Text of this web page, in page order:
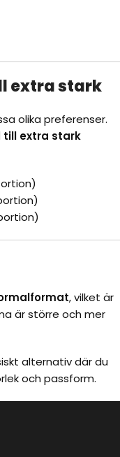
extra stark
olika preferenser.
till extra stark
, vilket är
är större och mer
alternativ där du
och passform.